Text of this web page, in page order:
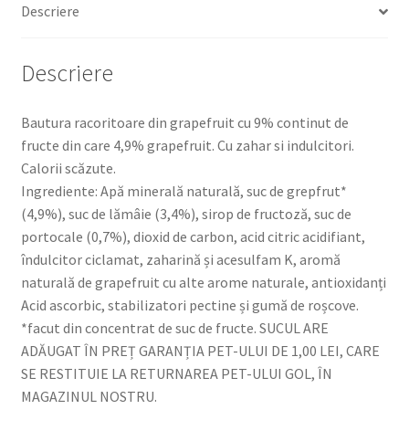
Descriere
Descriere
Bautura racoritoare din grapefruit cu 9% continut de
fructe din care 4,9% grapefruit. Cu zahar si indulcitori.
Calorii scăzute.
Ingrediente: Apă minerală naturală, suc de grepfrut*
(4,9%), suc de lămâie (3,4%), sirop de fructoză, suc de
portocale (0,7%), dioxid de carbon, acid citric acidifiant,
îndulcitor ciclamat, zaharină și acesulfam K, aromă
naturală de grapefruit cu alte arome naturale, antioxidanți
Acid ascorbic, stabilizatori pectine și gumă de roșcove.
*facut din concentrat de suc de fructe. SUCUL ARE
ADĂUGAT ÎN PREȚ GARANȚIA PET-ULUI DE 1,00 LEI, CARE
SE RESTITUIE LA RETURNAREA PET-ULUI GOL, ÎN
MAGAZINUL NOSTRU.